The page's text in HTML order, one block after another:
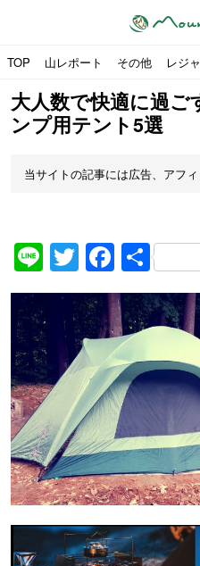
TOP 山レポート その他 レジ
大人数で快適に過
ンプ用テント5選
当サイトの記事には広告、アフ
LineTwitter共
有